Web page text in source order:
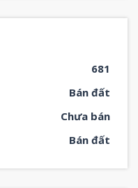
681
Bán đất
Chưa bán
Bán đất